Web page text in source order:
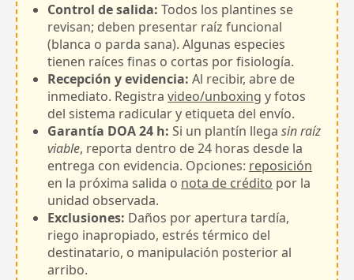
Control de salida: Todos los plantines se
revisan; deben presentar raíz funcional
(blanca o parda sana). Algunas especies
tienen raíces finas o cortas por fisiología.
Recepción y evidencia: Al recibir, abre de
inmediato. Registra video/unboxing y fotos
del sistema radicular y etiqueta del envío.
Garantía DOA 24 h: Si un plantín llega sin raíz
viable, reporta dentro de 24 horas desde la
entrega con evidencia. Opciones: reposición
en la próxima salida o nota de crédito por la
unidad observada.
Exclusiones: Daños por apertura tardía,
riego inapropiado, estrés térmico del
destinatario, o manipulación posterior al
arribo.